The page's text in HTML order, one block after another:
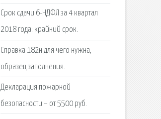
Срок сдачи 6-НДФЛ за 4 квартал
2018 года: крайний срок.
Справка 182н для чего нужна,
образец заполнения.
Декларация пожарной
безопасности – от 5500 руб.